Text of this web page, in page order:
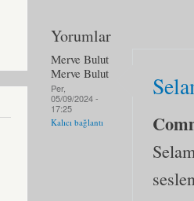
Yorumlar
Merve Bulut
Merve Bulut
Per,
05/09/2024 -
17:25
Kalıcı bağlantı